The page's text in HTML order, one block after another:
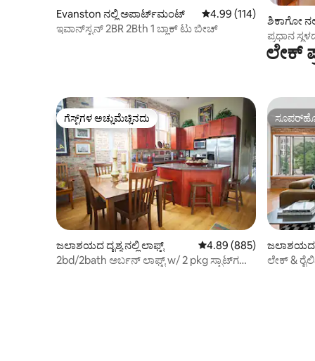
Evanston ನಲ್ಲಿ ಅಪಾರ್ಟ್‌ಮಂಟ್ 5 ರಲ್ಲಿ 4.99 ಸರಾಸರಿ
4.99 (114)
ಇವಾನ್‌ಸ್ಟನ್ 2BR 2Bth 1 ಬ್ಲಾಕ್ ಟು ಬೀಚ್
ಶಿಕಾಗೋ
ಪ್ರಧಾನ
ಲೇಕ್
ಗೆಸ್ಟ್‌ಗಳ ಅಚ್ಚುಮೆಚ್ಚಿನದು
ಗೆಸ್ಟ್‌ಗಳ ಅಚ್ಚುಮೆಚ್ಚಿನದು
ಜಲಾಶಯದ ದೃಶ್ಯ ನಲ್ಲಿ ಲಾಫ್ಟ್ 5 ರಲ್ಲಿ 4.89 ಸರಾಸರಿ
4.89 (885)
2bd/2bath ಅರ್ಬನ್ ಲಾಫ್ಟ್ w/ 2 pkg ಸ್ಪಾಟ್‌ಗಳು 1
ಜಲಾಶಯದ
ಲೇಕ್ &